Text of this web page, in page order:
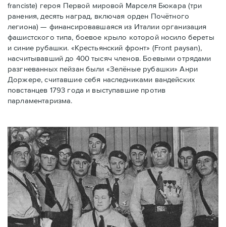
franciste) героя Первой мировой Марселя Бюкара (три
ранения, десять наград, включая орден Почётного
легиона) — финансировавшаяся из Италии организация
фашистского типа, боевое крыло которой носило береты
и синие рубашки. «Крестьянский фронт» (Front paysan),
насчитывавший до 400 тысяч членов. Боевыми отрядами
разгневанных пейзан были «Зелёные рубашки» Анри
Доржере, считавшие себя наследниками вандейских
повстанцев 1793 года и выступавшие против
парламентаризма.